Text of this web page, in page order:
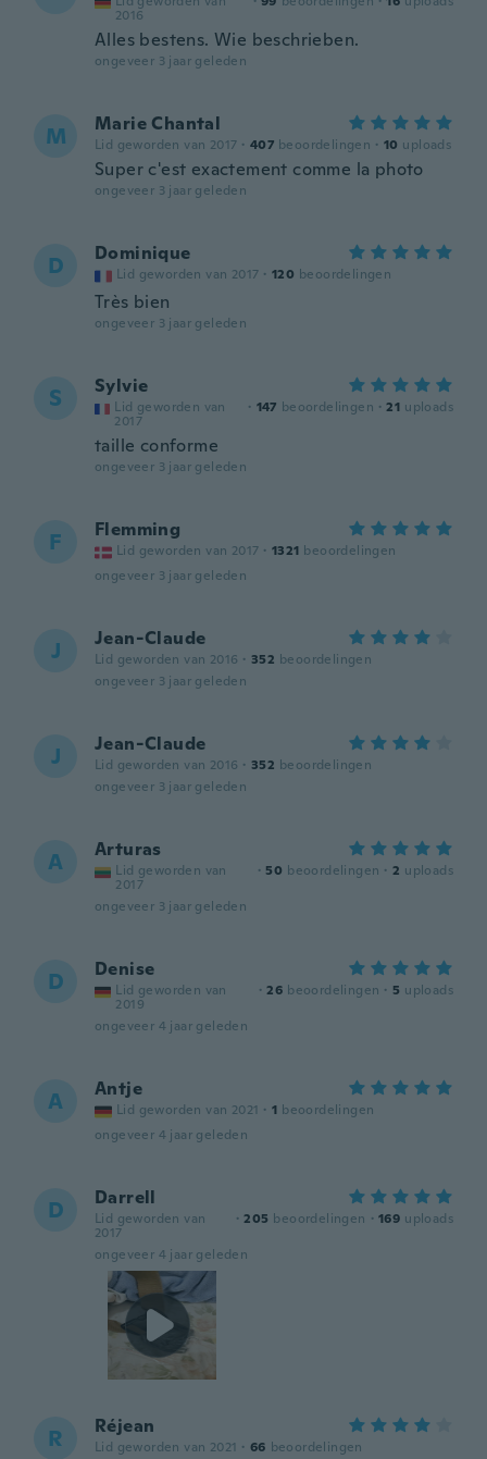
2016
Alles bestens. Wie beschrieben.
ongeveer 3 jaar geleden
M Marie Chantal
Lid geworden van 2017 · 407 beoordelingen · 10 uploads
Super c'est exactement comme la photo
ongeveer 3 jaar geleden
D Dominique
Lid geworden van 2017 · 120 beoordelingen
Très bien
ongeveer 3 jaar geleden
S Sylvie
Lid geworden van
2017
· 147 beoordelingen · 21 uploads
taille conforme
ongeveer 3 jaar geleden
F Flemming
Lid geworden van 2017 · 1321 beoordelingen
ongeveer 3 jaar geleden
J Jean-Claude
Lid geworden van 2016 · 352 beoordelingen
ongeveer 3 jaar geleden
J Jean-Claude
Lid geworden van 2016 · 352 beoordelingen
ongeveer 3 jaar geleden
A Arturas
Lid geworden van
2017
· 50 beoordelingen · 2 uploads
ongeveer 3 jaar geleden
D Denise
Lid geworden van
2019
· 26 beoordelingen · 5 uploads
ongeveer 4 jaar geleden
A Antje
Lid geworden van 2021 · 1 beoordelingen
ongeveer 4 jaar geleden
D Darrell
Lid geworden van
2017
· 205 beoordelingen · 169 uploads
ongeveer 4 jaar geleden
R Réjean
Lid geworden van 2021 · 66 beoordelingen